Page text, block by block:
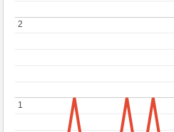
1
1
2
2